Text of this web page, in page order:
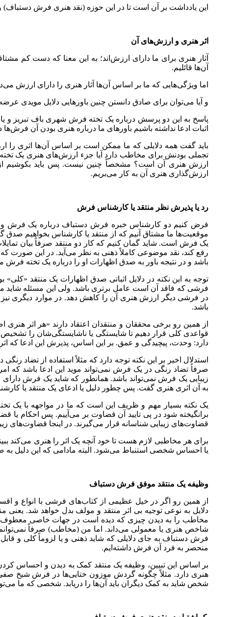
این یادداشت بر آن است تا در این حوزه (نقد هنری فرش
اثر هنری و ارزش‌های آن
آثار هنری برای ما دارای ارزش‌اند؛ به این معنا که دست کم
آن‌ها قائلیم.
اما ویژگی‌هایی که ما بر اساس آن‌ها آثار هنری را دارای ارزش
و آیا می‌توان برای صادق دانستن چنین باورهایی دلایل مویدی
پاسخ به این دو پرسش درباره یک تخته فرش شهری باف تبریز و
اثبات ادعا نداشته باشیم باورهای ما درباره هنری بودن آن
باید گفت همه دلایلی که ما ممکن است بر اساس آن‌ها اثری را
تجملی بودنش برای مخاطب دارد آیا جزء ارزش‌های هنری یک
ارزش هنری آن است؟ مشخصاً چنین نیست. پس باید بکوشیم
ارزش‌گذاری هنری آن به کار می‌بریم.
رد یا پذیرش نظر منتقد یا کارشناس فرش
فرض کنیم دو کارشناس خبره فرش دستباف درباره یک فرش
موقعیت‌ها ما مشتاق آنیم که از منتقد یا کارشناس بخواهیم صدق
یک فرش است. شاید گمان کنیم که کار دو منتقد صرفاً بیان
رفع کند، نقد موضوعی کاملاً ذهنی به نظر می‌آید. در این صورت که
باشد و در نتیجه باور به صدق اظهارات او را درباره یک تخته
توجه به این نکته در دلایل اثباتی صدق اظهارات یک منتقد
فرشی که فاقد آن است عامل برتری باشد. ولی این مسئله
در فرشی دیگر ارزش هنری آن را کاهش دهد. در موارد دیگری نیز
باشد.
از همین رو برخی محققان و منتقدان اعتقاد دارند «هر اثر هنری
قواعدی کلی قرار دهیم تا شایستگی یا ناشایستگی‌شان را
دارد: وحدت، پیچیدگی و عمق. بر این اساس، پذیرش این ادعا که
استدلال اخیر بر این نکته توجه دارد که مثلاً استفاده از
صرفاً تضاد رنگی در یک فرش نمی‌تواند موید این ادعا باشد که
زیبایی یک فرش نمی‌تواند باشد. همانطور که شاید یک فرش
به آن اثری هنری گفت. پس چطور دلیل یا ادعای یک منتقد یا
یک نکته بسیار مهم و ظریف این است که ما در مواجهه با
برانگیخته شود در پی تایید آن قضاوت بر می‌آییم. پس احکام یا
قضاوت‌های زیبایی شناسانه قرار می‌گیرند. در اینجا قضاوت‌های
برای هر مخاطبی لازم هست تا خود آنچه یک اثر را هنری می‌کند
یا احساس شخصی استنباط می‌شود. البته مادامی که این دلیل به
وظیفه یک منتقد موفق فرش دستباف
از همین رو اگر در خیل عظیمی از کتاب‌های فرشی با انواع و
دلایل به نوعی توجیه بی اثر منتقد و مولف بدل خواهد شد.
مخاطب را به دیدن چیزی که دیده است در جهات خاصی معطوف
شاخص هنری یا معمولی می‌داند. اما من (مخاطب) صرفاً
فرش دستباف به جای دلایلی که شاید ذهنی و یا لزوماً کلی و
منحصر به فرد آن فرش داشته‌ایم.
بر اساس این تبیین، وظیفه یک منتقد کمک به دیدن و احساس
هنری دارد. مثلاً چگونه گردش موزون ختایی‌ها در فرش شیخ صفی
شخص شاید به کمک دیگران باید آن‌ها را دریابد. شخصی که ما